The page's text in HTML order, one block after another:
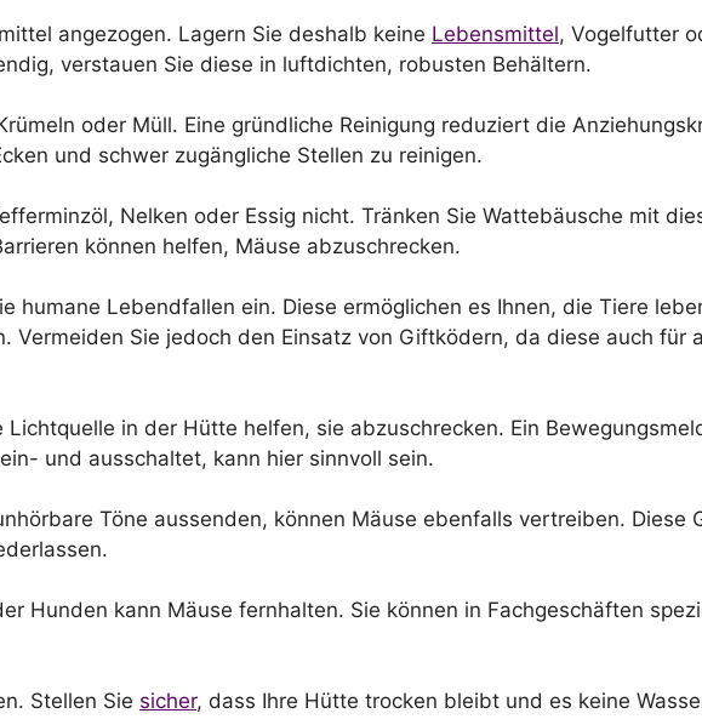
angezogen. Lagern Sie deshalb keine Lebensmittel, Vogelfutter
verstauen Sie diese in luftdichten, robusten Behältern.
oder Müll. Eine gründliche Reinigung reduziert die
und schwer zugängliche Stellen zu reinigen.
Nelken oder Essig nicht. Tränken Sie Wattebäusche mit
können helfen, Mäuse abzuschrecken.
humane Lebendfallen ein. Diese ermöglichen es Ihnen, die Tiere
Vermeiden Sie jedoch den Einsatz von Giftködern, da diese auch für
in der Hütte helfen, sie abzuschrecken. Ein
und ausschaltet, kann hier sinnvoll sein.
Töne aussenden, können Mäuse ebenfalls vertreiben. Diese
Hunden kann Mäuse fernhalten. Sie können in Fachgeschäften
Stellen Sie sicher, dass Ihre Hütte trocken bleibt und es keine